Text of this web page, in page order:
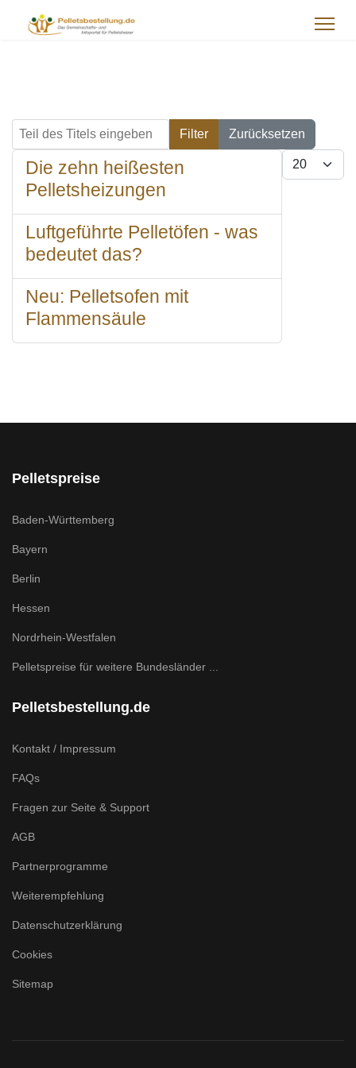
Teil des Titels eingebenFilter Zurücksetzen
Anzeige
Die zehn heißesten
Pelletsheizungen
Luftgeführte Pelletöfen - was
bedeutet das?
Neu: Pelletsofen mit
Flammensäule
Pelletspreise
Baden-Württemberg
Bayern
Berlin
Hessen
Nordrhein-Westfalen
Pelletspreise für weitere Bundesländer ...
Pelletsbestellung.de
Kontakt / Impressum
FAQs
Fragen zur Seite & Support
AGB
Partnerprogramme
Weiterempfehlung
Datenschutzerklärung
Cookies
Sitemap